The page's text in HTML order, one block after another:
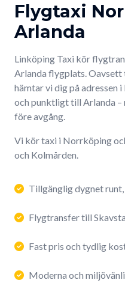
Flygtaxi
Arlanda
Linköping Taxi kör
Arlanda flygplats. Oavsett
hämtar vi dig på
och punktligt till Arlanda
före avgång.
Vi kör taxi i Norrköping
och Kolmården.
Tillgänglig dygnet
Flygtransfer till
Fast pris och tydlig
Moderna och